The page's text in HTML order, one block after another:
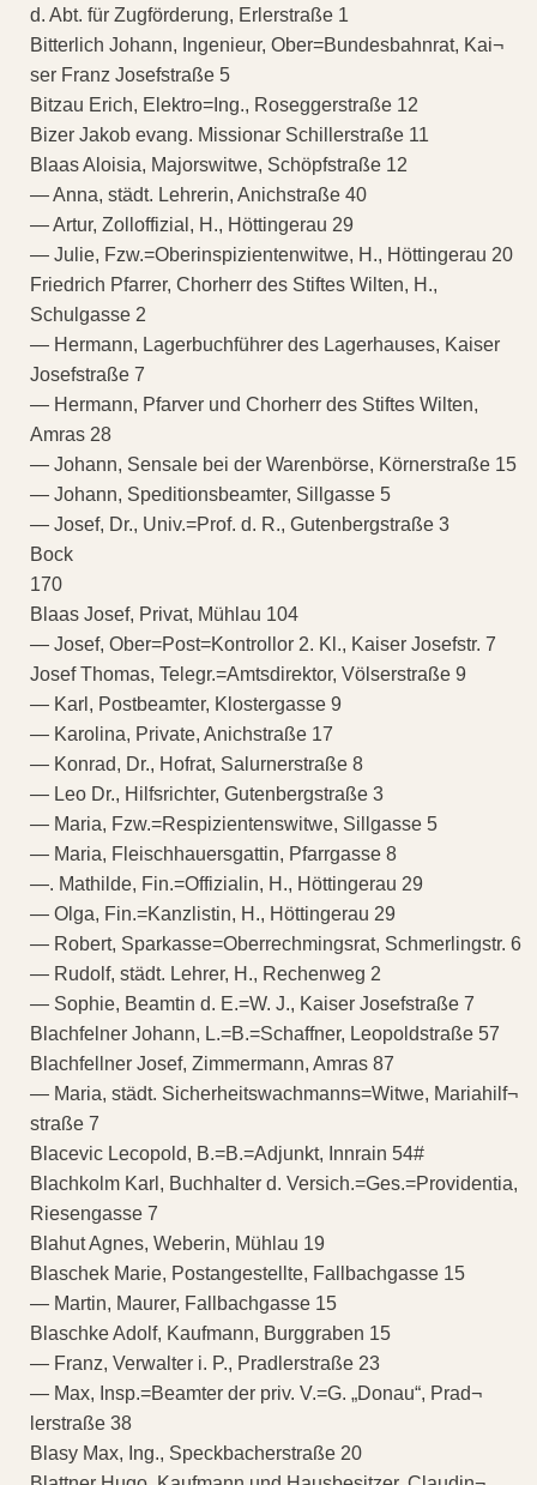
d. Abt. für Zugförderung, Erlerstraße 1
Bitterlich Johann, Ingenieur, Ober=Bundesbahnrat, Kai¬
ser Franz Josefstraße 5
Bitzau Erich, Elektro=Ing., Roseggerstraße 12
Bizer Jakob evang. Missionar Schillerstraße 11
Blaas Aloisia, Majorswitwe, Schöpfstraße 12
— Anna, städt. Lehrerin, Anichstraße 40
— Artur, Zolloffizial, H., Höttingerau 29
— Julie, Fzw.=Oberinspizientenwitwe, H., Höttingerau 20
Friedrich Pfarrer, Chorherr des Stiftes Wilten, H.,
Schulgasse 2
— Hermann, Lagerbuchführer des Lagerhauses, Kaiser
Josefstraße 7
— Hermann, Pfarver und Chorherr des Stiftes Wilten,
Amras 28
— Johann, Sensale bei der Warenbörse, Körnerstraße 15
— Johann, Speditionsbeamter, Sillgasse 5
— Josef, Dr., Univ.=Prof. d. R., Gutenbergstraße 3
Bock
170
Blaas Josef, Privat, Mühlau 104
— Josef, Ober=Post=Kontrollor 2. Kl., Kaiser Josefstr. 7
Josef Thomas, Telegr.=Amtsdirektor, Völserstraße 9
— Karl, Postbeamter, Klostergasse 9
— Karolina, Private, Anichstraße 17
— Konrad, Dr., Hofrat, Salurnerstraße 8
— Leo Dr., Hilfsrichter, Gutenbergstraße 3
— Maria, Fzw.=Respizientenswitwe, Sillgasse 5
— Maria, Fleischhauersgattin, Pfarrgasse 8
—. Mathilde, Fin.=Offizialin, H., Höttingerau 29
— Olga, Fin.=Kanzlistin, H., Höttingerau 29
— Robert, Sparkasse=Oberrechmingsrat, Schmerlingstr. 6
— Rudolf, städt. Lehrer, H., Rechenweg 2
— Sophie, Beamtin d. E.=W. J., Kaiser Josefstraße 7
Blachfelner Johann, L.=B.=Schaffner, Leopoldstraße 57
Blachfellner Josef, Zimmermann, Amras 87
— Maria, städt. Sicherheitswachmanns=Witwe, Mariahilf¬
straße 7
Blacevic Lecopold, B.=B.=Adjunkt, Innrain 54#
Blachkolm Karl, Buchhalter d. Versich.=Ges.=Providentia,
Riesengasse 7
Blahut Agnes, Weberin, Mühlau 19
Blaschek Marie, Postangestellte, Fallbachgasse 15
— Martin, Maurer, Fallbachgasse 15
Blaschke Adolf, Kaufmann, Burggraben 15
— Franz, Verwalter i. P., Pradlerstraße 23
— Max, Insp.=Beamter der priv. V.=G. „Donau“, Prad¬
lerstraße 38
Blasy Max, Ing., Speckbacherstraße 20